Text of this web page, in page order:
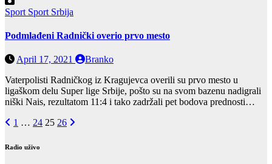
Sport Sport Srbija
Podmlađeni Radnički overio prvo mesto
April 17, 2021
Branko
Vaterpolisti Radničkog iz Kragujevca overili su prvo mesto u
ligaškom delu Super lige Srbije, pošto su na svom bazenu nadigrali
niški Nais, rezultatom 11:4 i tako zadržali pet bodova prednosti…
Posts
pagination
1 … 24 25 26
Radio uživo